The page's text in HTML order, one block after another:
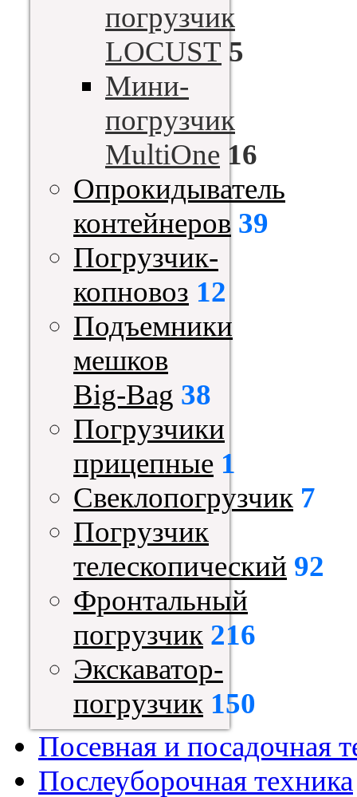
погрузчик
LOCUST 5
Мини-
погрузчик
MultiOne 16
Опрокидыватель
контейнеров 39
Погрузчик-
копновоз 12
Подъемники
мешков
Big-Bag 38
Погрузчики
прицепные 1
Свеклопогрузчик 7
Погрузчик
телескопический 92
Фронтальный
погрузчик 216
Экскаватор-
погрузчик 150
Посевная и посадочная
Послеуборочная техника